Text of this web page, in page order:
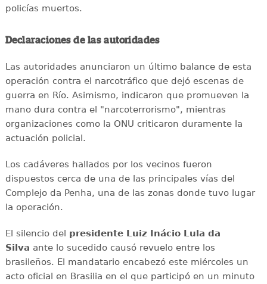
policías muertos.
Declaraciones de las autoridades
Las autoridades anunciaron un último balance de esta
operación contra el narcotráfico que dejó escenas de
guerra en Río. Asimismo, indicaron que promueven la
mano dura contra el "narcoterrorismo", mientras
organizaciones como la ONU criticaron duramente la
actuación policial.
Los cadáveres hallados por los vecinos fueron
dispuestos cerca de una de las principales vías del
Complejo da Penha, una de las zonas donde tuvo lugar
la operación.
El silencio del presidente Luiz Inácio Lula da
Silva ante lo sucedido causó revuelo entre los
brasileños. El mandatario encabezó este miércoles un
acto oficial en Brasilia en el que participó en un minuto